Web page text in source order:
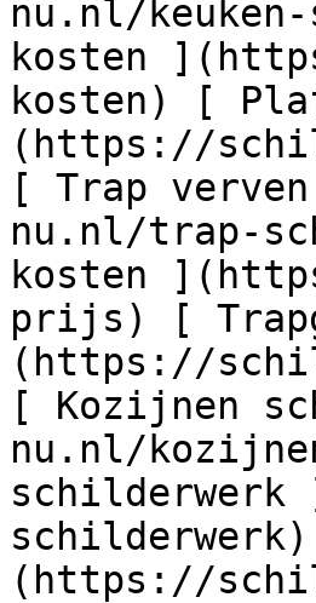
nu.nl/
kosten
kosten) [
(https://
[ Trap
nu.nl/trap-
kosten
prijs) [
(https://
[ Kozijnen
nu.nl/
(https://